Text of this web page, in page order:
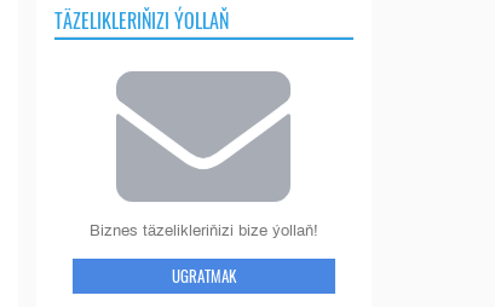
TÄZELIKLERIŇIZI ÝOLLAŇ
Biznes täzelikleriňizi bize ýollaň!
UGRATMAK